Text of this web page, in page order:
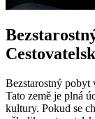
Bezstarostný pobyt
Tato země je plná
kultury. Pokud se